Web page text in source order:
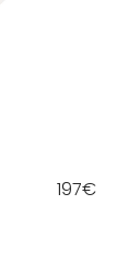
197€